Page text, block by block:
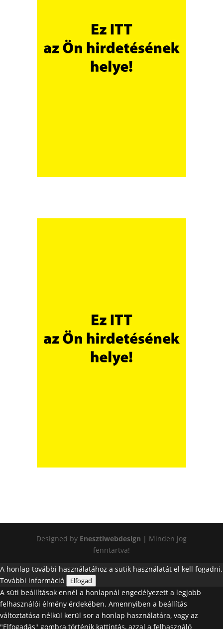
Designed by Enesztiwebdesign | Minden jog
fenntartva!
A honlap további használatához a sütik használatát el kell fogadni.
További információ
Elfogad
A süti beállítások ennél a honlapnál engedélyezett a legjobb
felhasználói élmény érdekében. Amennyiben a beállítás
változtatása nélkül kerül sor a honlap használatára, vagy az
"Elfogadás" gombra történik kattintás, azzal a felhasználó